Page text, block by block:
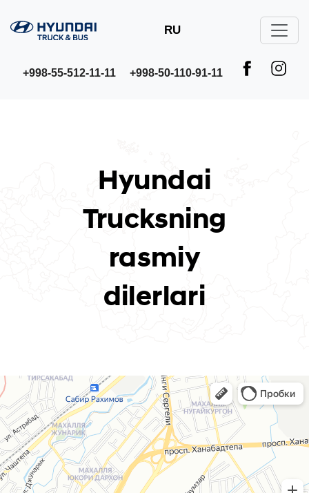
RU
+998-55-512-11-11 +998-50-110-91-11
Hyundai
Trucksning
rasmiy
dilerlari